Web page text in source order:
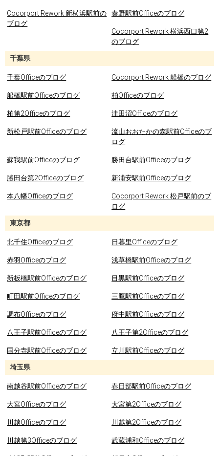
Cocorport Rework 新横浜駅前の
ブログ
秦野駅前Officeのブログ
Cocorport Rework 横浜西口第2
のブログ
千葉県
千葉Officeのブログ Cocorport Rework 船橋のブログ
船橋駅前Officeのブログ 柏Officeのブログ
柏第2Officeのブログ 津田沼Officeのブログ
新松戸駅前Officeのブログ
流山おおたかの森駅前Officeのブ
ログ
蘇我駅前Officeのブログ 勝田台駅前Officeのブログ
勝田台第2Officeのブログ 新浦安駅前Officeのブログ
本八幡Officeのブログ
Cocorport Rework 松戸駅前のブ
ログ
東京都
北千住Officeのブログ 日暮里Officeのブログ
赤羽Officeのブログ 浅草橋駅前Officeのブログ
新板橋駅前Officeのブログ 目黒駅前Officeのブログ
町田駅前Officeのブログ 三鷹駅前Officeのブログ
調布Officeのブログ 府中駅前Officeのブログ
八王子駅前Officeのブログ 八王子第2Officeのブログ
国分寺駅前Officeのブログ 立川駅前Officeのブログ
埼玉県
南越谷駅前Officeのブログ 春日部駅前Officeのブログ
大宮Officeのブログ 大宮第2Officeのブログ
川越Officeのブログ 川越第2Officeのブログ
川越第3Officeのブログ 武蔵浦和Officeのブログ